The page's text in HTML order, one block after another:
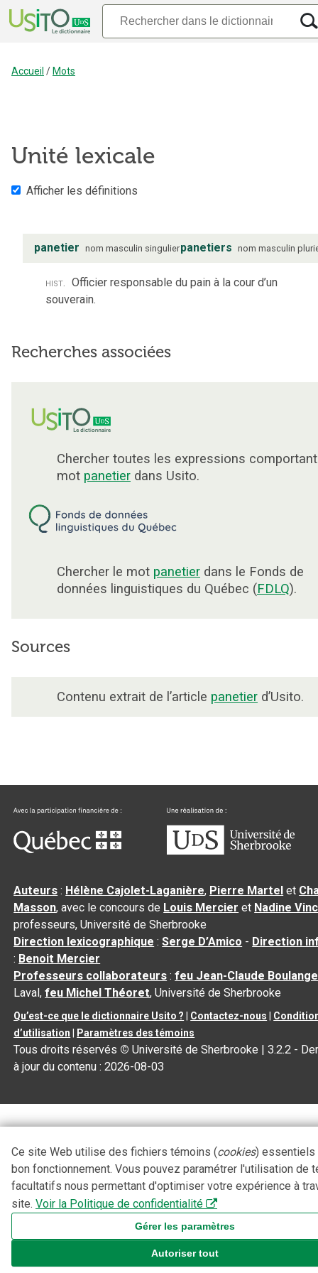
Accueil / Mots
Unité lexicale
Afficher les définitions
panetier nom masculin singulierpanetiers nom masculin
hist. Officier responsable du pain à la cour d’un
souverain.
Recherches associées
Chercher toutes les expressions
mot panetier dans Usito.
Chercher le mot panetier dans le Fonds de
données linguistiques du Québec (FDLQ).
Sources
Contenu extrait de l’article panetier d’Usito.
Auteurs : Hélène Cajolet-Laganière, Pierre Martel et
Masson, avec le concours de Louis Mercier et Nadine
professeurs, Université de Sherbrooke
Direction lexicographique :Serge D’Amico - Direction
: Benoit Mercier
Professeurs collaborateurs :feu Jean-Claude
Laval,feu Michel Théoret, Université de Sherbrooke
Qu’est-ce que le dictionnaire Usito ? Contactez-nous
d’utilisation
Paramètres des témoins
Tous droits réservés © Université de Sherbrooke |3.2.2 -
à jour du contenu :2026-08-03
Ce site Web utilise des fichiers témoins (cookies) essentiels
bon fonctionnement. Vous pouvez paramétrer l'utilisation de
facultatifs nous permettant d'optimiser votre expérience à
site. Voir la Politique de confidentialité
Gérer les paramètres
Autoriser tout